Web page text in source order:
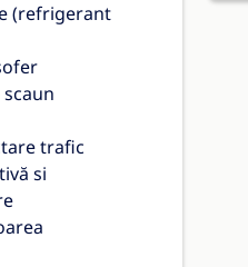
(refrigerant
trafic
si